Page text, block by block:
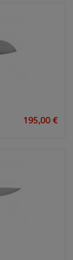
195,00 €